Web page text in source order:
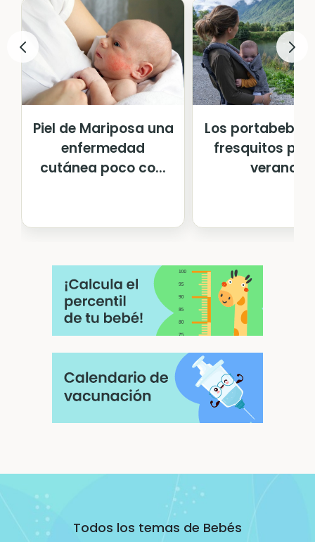
Piel de Mariposa una
enfermedad
cutánea poco co...
Los portabebés
fresquitos
verano
Todos los temas de Bebés